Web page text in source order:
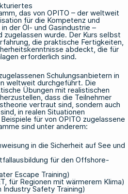
das von OPITO – der weltweit
für die Kompetenz und
der Öl- und Gasindustrie –
wurde. Der Kurs selbst
die praktische Fertigkeiten,
abdeckt, die für
erforderlich sind.
Schulungsanbietern in
weltweit durchgeführt. Die
Übungen mit realistischen
dass die Teilnehmer
vertraut sind, sondern auch
in realen Situationen
für von OPITO zugelassene
sind unter anderem:
in die Sicherheit auf See und
für den Offshore-
Escape Training)
für Regionen mit wärmerem Klima)
Industry Safety Training)